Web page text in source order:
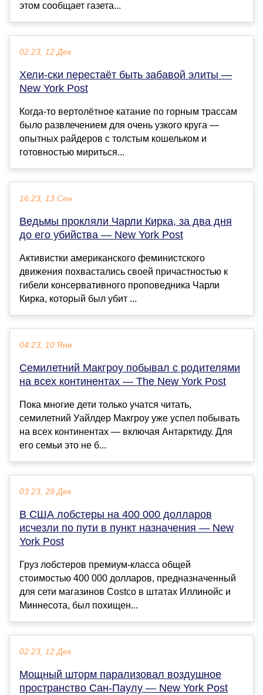
этом сообщает газета...
02:23, 12 Дек
Хели-ски перестаёт быть забавой элиты —
New York Post
Когда-то вертолётное катание по горным трассам
было развлечением для очень узкого круга —
опытных райдеров с толстым кошельком и
готовностью мириться...
16:23, 13 Сен
Ведьмы прокляли Чарли Кирка, за два дня
до его убийства — New York Post
Активистки американского феминистского
движения похвастались своей причастностью к
гибели консервативного проповедника Чарли
Кирка, который был убит ...
04:23, 10 Янв
Семилетний Макгроу побывал с родителями
на всех континентах — The New York Post
Пока многие дети только учатся читать,
семилетний Уайлдер Макгроу уже успел побывать
на всех континентах — включая Антарктиду. Для
его семьи это не б...
03:23, 29 Дек
В США лобстеры на 400 000 долларов
исчезли по пути в пункт назначения — New
York Post
Груз лобстеров премиум-класса общей
стоимостью 400 000 долларов, предназначенный
для сети магазинов Costco в штатах Иллинойс и
Миннесота, был похищен...
02:23, 12 Дек
Мощный шторм парализовал воздушное
пространство Сан-Паулу — New York Post